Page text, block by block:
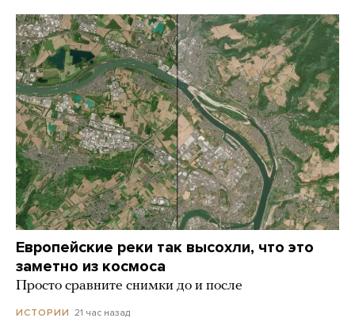
Европейские реки так высохли, что это
заметно из космоса
Просто сравните снимки до и после
ИСТОРИИ 21 час назад